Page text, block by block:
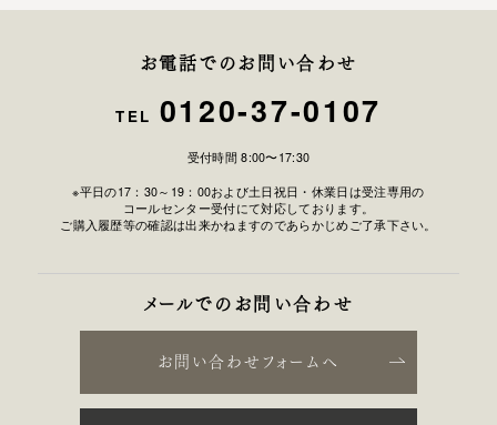
お電話でのお問い合わせ
TEL 0120-37-0107
受付時間 8:00〜17:30
※平日の17：30～19：00および土日祝日・休業日は受注専用の
コールセンター受付にて対応しております。
ご購入履歴等の確認は出来かねますのであらかじめご了承下さい。
メールでのお問い合わせ
お問い合わせフォームへ